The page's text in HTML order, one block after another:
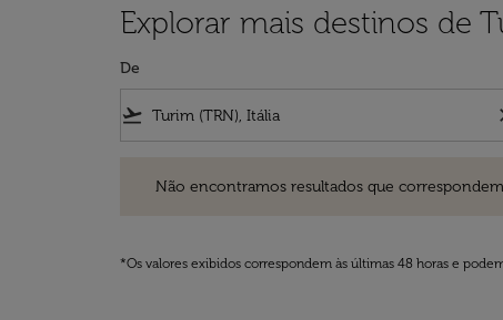
Explorar mais destinos de
De
flight_takeoff
Não encontramos resultados que
*Os valores exibidos correspondem às últimas 48 horas e